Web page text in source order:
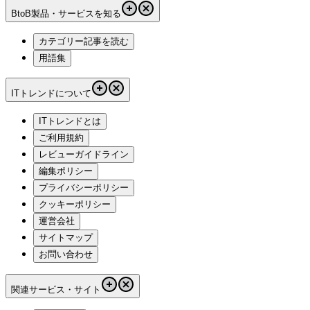
BtoB製品・サービスを知る
カテゴリー記事を読む
用語集
ITトレンドについて
ITトレンドとは
ご利用規約
レビューガイドライン
編集ポリシー
プライバシーポリシー
クッキーポリシー
運営会社
サイトマップ
お問い合わせ
関連サービス・サイト